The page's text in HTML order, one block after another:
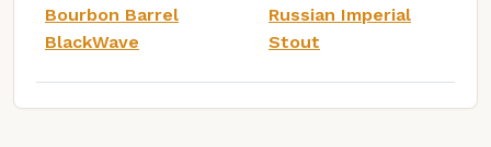
Bourbon Barrel
BlackWave
Russian Imperial
Stout